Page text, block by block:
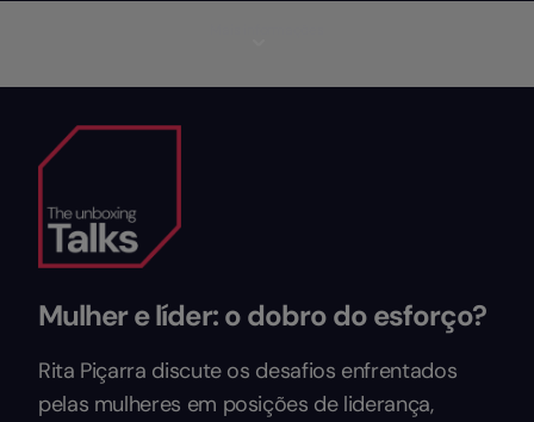
Mulher e líder: o dobro do esforço?
Rita Piçarra discute os desafios enfrentados
pelas mulheres em posições de liderança,